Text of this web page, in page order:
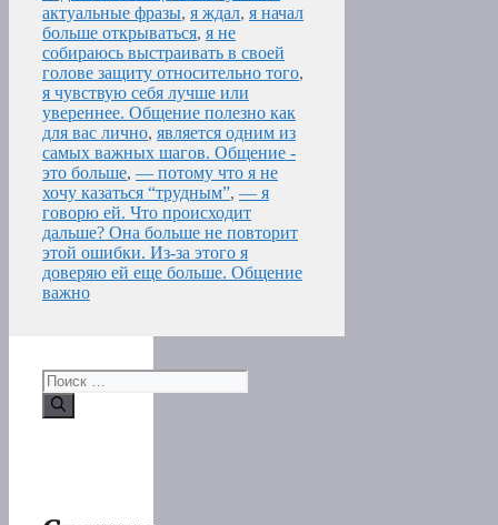
актуальные фразы, я ждал, я начал
больше открываться, я не
собираюсь выстраивать в своей
голове защиту относительно того,
я чувствую себя лучше или
увереннее. Общение полезно как
для вас лично, является одним из
самых важных шагов. Общение -
это больше, — потому что я не
хочу казаться “трудным”, — я
говорю ей. Что происходит
дальше? Она больше не повторит
этой ошибки. Из-за этого я
доверяю ей еще больше. Общение
важно
Поиск: